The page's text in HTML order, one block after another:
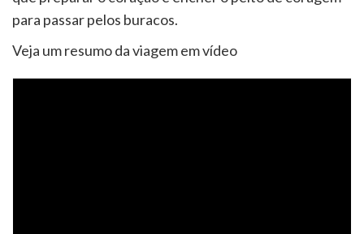
para passar pelos buracos.
Veja um resumo da viagem em vídeo